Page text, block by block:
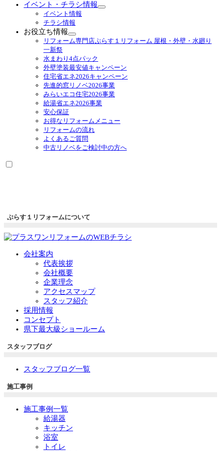
イベント・チラシ情報
サ
ニ
ュ
を
展
開
イベント情報
チラシ情報
お役立ち情報
サ
メ
ニ
ュ
ー
を
展
リフォーム専門店ぷらす１リフォーム 屋根・外壁・水廻り
一新祭
水まわり4点パック
外壁塗装最安値キャンペーン
住宅省エネ2026キャンペーン
先進的窓リノベ2026事業
みらいエコ住宅2026事業
給湯省エネ2026事業
安心保証
お得なリフォームメニュー
リフォームの流れ
よくあるご質問
中古リノベをご検討中の方へ
ぷらす１リフォームについて
会社案内
代表挨拶
会社概要
企業理念
アクセスマップ
スタッフ紹介
採用情報
コンセプト
県下最大級ショールーム
スタッフブログ
スタッフブログ一覧
施工事例
施工事例一覧
給湯器
キッチン
浴室
トイレ